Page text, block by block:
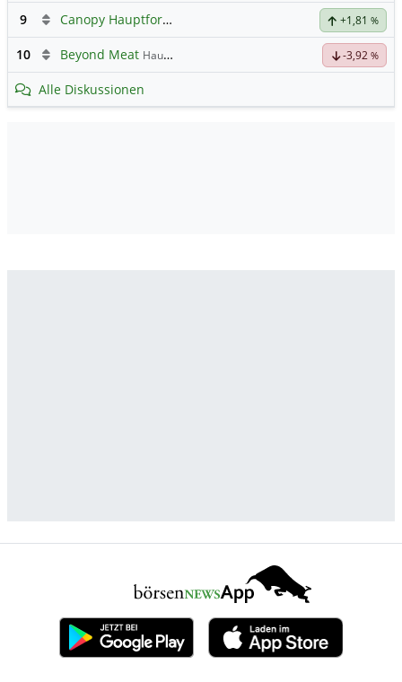
9 Canopy Hauptforum +1,81 %
10 Beyond Meat Hauptdiskussion -3,92 %
Alle Diskussionen